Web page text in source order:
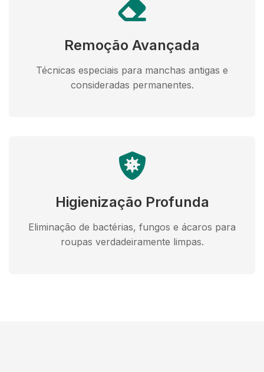
Remoção Avançada
Técnicas especiais para manchas antigas e
consideradas permanentes.
Higienização Profunda
Eliminação de bactérias, fungos e ácaros para
roupas verdadeiramente limpas.